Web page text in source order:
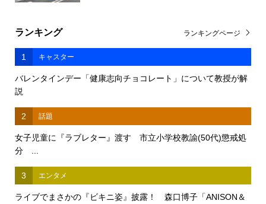
ランキング
1 キャスター
バレンタインデー「健康志向チョコレート」について教授が解
説
2 話題
女子児童に『ラブレター』渡す 市立小学校教諭(50代)懲戒処
分 ...
3 エンタメ
ライブでまさかの『ビキニ姿』披露！ 森口博子「ANISON＆
ランキングページ